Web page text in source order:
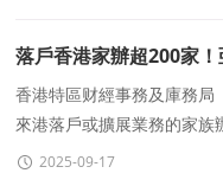
落戶香港家辦超200家
香港特區财經事務及庫務局
來港落戶或擴展業務的家
完成2022年《施政報告》
2025-09-17